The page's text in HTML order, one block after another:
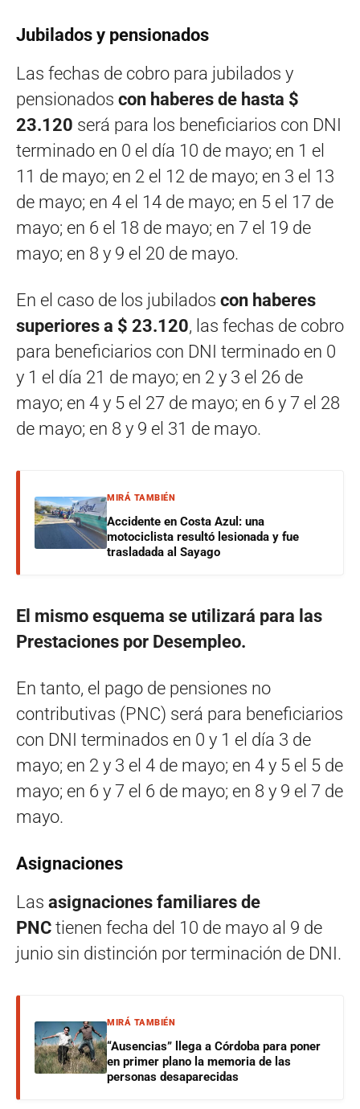
Jubilados y pensionados
Las fechas de cobro para jubilados y
pensionados con haberes de hasta $
23.120 será para los beneficiarios con DNI
terminado en 0 el día 10 de mayo; en 1 el
11 de mayo; en 2 el 12 de mayo; en 3 el 13
de mayo; en 4 el 14 de mayo; en 5 el 17 de
mayo; en 6 el 18 de mayo; en 7 el 19 de
mayo; en 8 y 9 el 20 de mayo.
En el caso de los jubilados con haberes
superiores a $ 23.120, las fechas de cobro
para beneficiarios con DNI terminado en 0
y 1 el día 21 de mayo; en 2 y 3 el 26 de
mayo; en 4 y 5 el 27 de mayo; en 6 y 7 el 28
de mayo; en 8 y 9 el 31 de mayo.
MIRÁ TAMBIÉN
Accidente en Costa Azul: una
motociclista resultó lesionada y fue
trasladada al Sayago
El mismo esquema se utilizará para las
Prestaciones por Desempleo.
En tanto, el pago de pensiones no
contributivas (PNC) será para beneficiarios
con DNI terminados en 0 y 1 el día 3 de
mayo; en 2 y 3 el 4 de mayo; en 4 y 5 el 5 de
mayo; en 6 y 7 el 6 de mayo; en 8 y 9 el 7 de
mayo.
Asignaciones
Las asignaciones familiares de
PNC tienen fecha del 10 de mayo al 9 de
junio sin distinción por terminación de DNI.
MIRÁ TAMBIÉN
“Ausencias” llega a Córdoba para poner
en primer plano la memoria de las
personas desaparecidas